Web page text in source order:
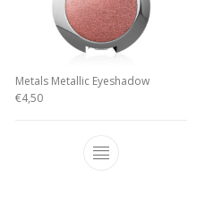
Metals Metallic Eyeshadow
€4,50